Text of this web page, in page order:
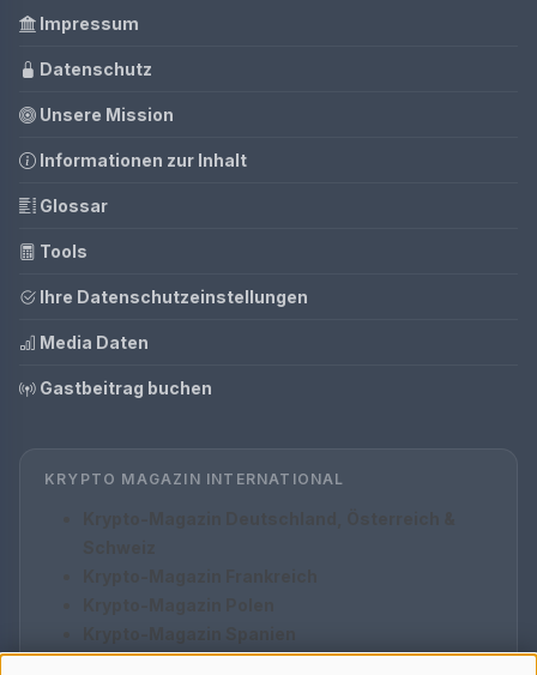
Impressum
Datenschutz
Unsere Mission
Informationen zur Inhalt
Glossar
Tools
Ihre Datenschutzeinstellungen
Media Daten
Gastbeitrag buchen
KRYPTO MAGAZIN INTERNATIONAL
Krypto-Magazin Italien